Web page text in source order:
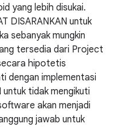
yang lebih disukai.
DISARANKAN untuk
sebanyak mungkin
tersedia dari Project
hipotetis
dengan implementasi
untuk tidak mengikuti
akan menjadi
jawab untuk